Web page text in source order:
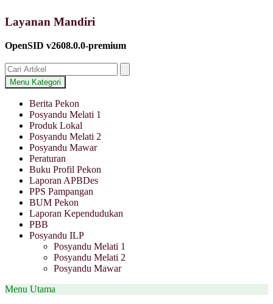
Layanan Mandiri
OpenSID v2608.0.0-premium
Menu Kategori
Berita Pekon
Posyandu Melati 1
Produk Lokal
Posyandu Melati 2
Posyandu Mawar
Peraturan
Buku Profil Pekon
Laporan APBDes
PPS Pampangan
BUM Pekon
Laporan Kependudukan
PBB
Posyandu ILP
Posyandu Melati 1
Posyandu Melati 2
Posyandu Mawar
Menu Utama